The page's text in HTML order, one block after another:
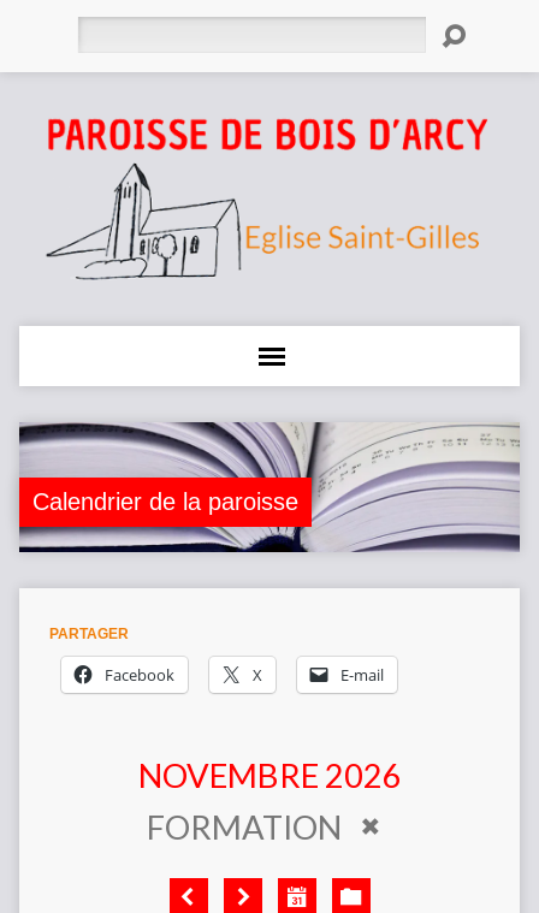
Calendrier de la paroisse
PARTAGER
Facebook X E-mail
NOVEMBRE 2026
FORMATION